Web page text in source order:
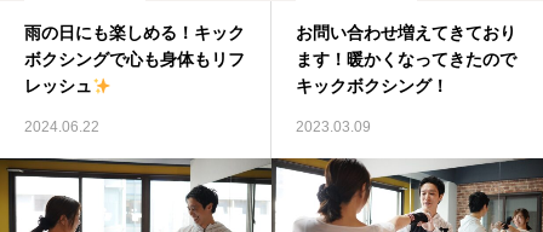
雨の日にも楽しめる！キック
ボクシングで心も身体もリフ
レッシュ
2024.06.22
お問い合わせ増えてきており
ます！暖かくなってきたので
キックボクシング！
2023.03.09